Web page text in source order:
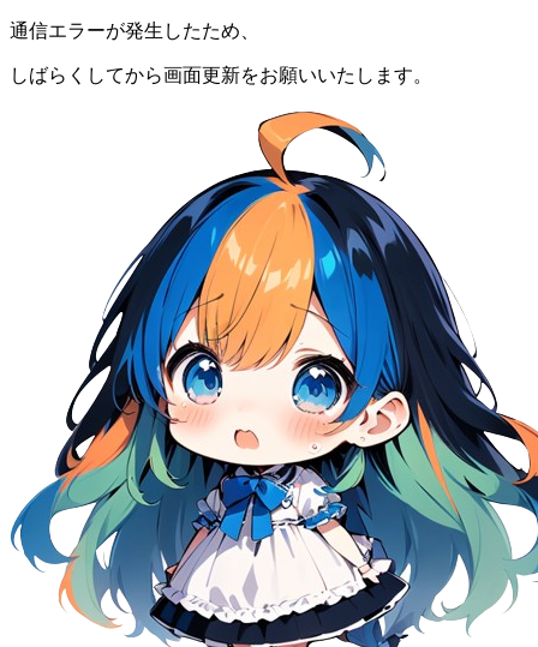
通信エラーが発生したため、
しばらくしてから画面更新をお願いいたします。